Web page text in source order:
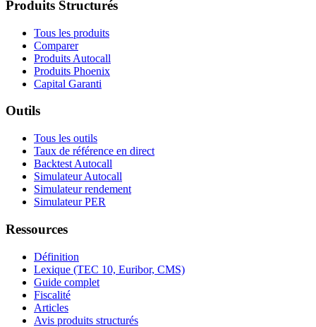
Produits Structurés
Tous les produits
Comparer
Produits Autocall
Produits Phoenix
Capital Garanti
Outils
Tous les outils
Taux de référence en direct
Backtest Autocall
Simulateur Autocall
Simulateur rendement
Simulateur PER
Ressources
Définition
Lexique (TEC 10, Euribor, CMS)
Guide complet
Fiscalité
Articles
Avis produits structurés